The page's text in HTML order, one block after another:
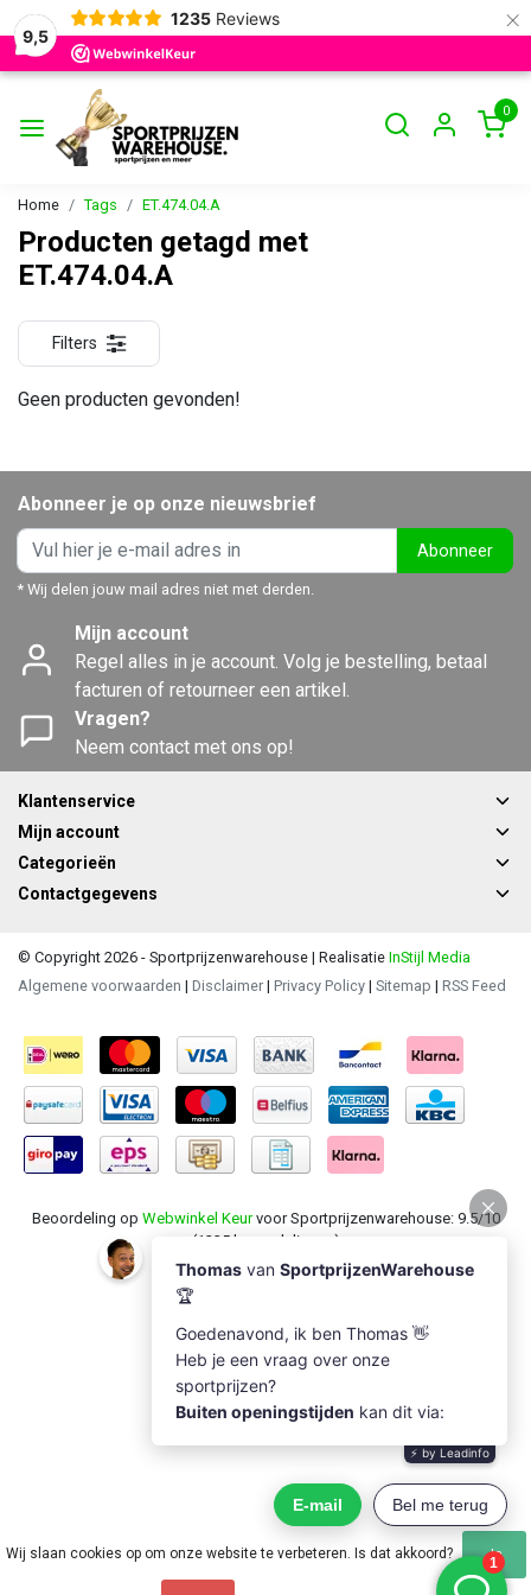
9,5
1235 Reviews ×
0
Home Tags ET.474.04.A
Producten getagd met
ET.474.04.A
Filters
Geen producten gevonden!
Abonneer je op onze nieuwsbrief
Abonneer
* Wij delen jouw mail adres niet met derden.
Mijn account
Regel alles in je account. Volg je bestelling, betaal
facturen of retourneer een artikel.
Vragen?
Neem contact met ons op!
Klantenservice
Mijn account
Categorieën
Contactgegevens
© Copyright 2026 - Sportprijzenwarehouse | Realisatie InStijl Media
Algemene voorwaarden | Disclaimer | Privacy Policy | Sitemap | RSS Feed
Beoordeling op Webwinkel Keurvoor Sportprijzenwarehouse: 9.5/10
(1235 beoordelingen)
Wij slaan cookies op om onze website te verbeteren. Is dat akkoord? Ja